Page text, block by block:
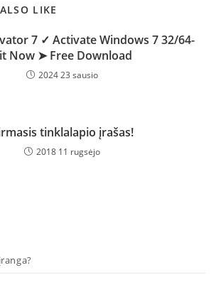
LIKE
7 ✓ Activate Windows 7 32/64-
Now ➤ Free Download
2024 23 sausio
tinklalapio įrašas!
2018 11 rugsėjo